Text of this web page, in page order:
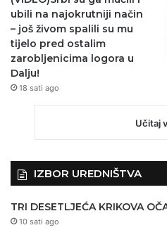
ubili na najokrutniji način
– još živom spalili su mu
tijelo pred ostalim
zarobljenicima logora u
Dalju!
18 sati ago
Učitaj
IZBOR UREDNIŠTVA
TRI DESETLJEĆA KRIKOVA
10 sati ago